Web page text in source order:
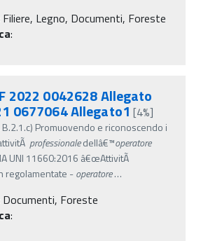
Filiere, Legno, Documenti, Foreste
:
2022 0042628 Allegato
0677064 Allegato1[4%]
Promuovendo e riconoscendo i
professionaledellâ€™operatore
UNI 11660:2016 â€œAttivitÃ
regolamentate -operatore…
Documenti, Foreste
: